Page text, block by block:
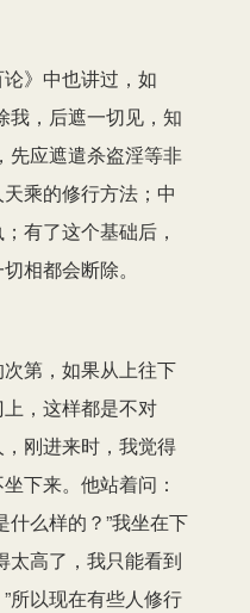
》中也讲过，如
我，后遮一切见，知
先应遮遣杀盗淫等非
乘的修行方法；中
有了这个基础后，
相都会断除。
第，如果从上往下
，这样都是不对
刚进来时，我觉得
下来。他站着问：
什么样的？”我坐在下
太高了，我只能看到
所以现在有些人修行